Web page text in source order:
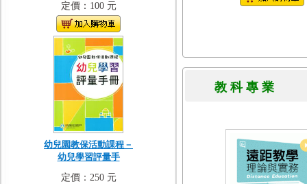
定價：100 元
幼兒園教保活動課程－
幼兒學習評量手
定價：250 元
教 科 專